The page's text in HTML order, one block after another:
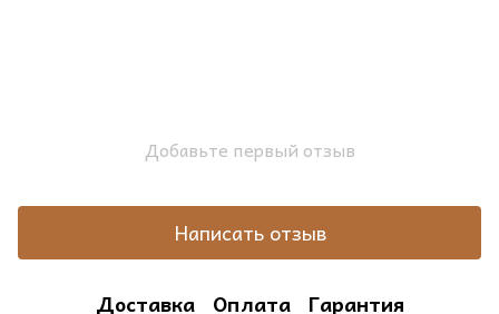
Добавьте первый отзыв
Написать отзыв
Доставка Оплата Гарантия